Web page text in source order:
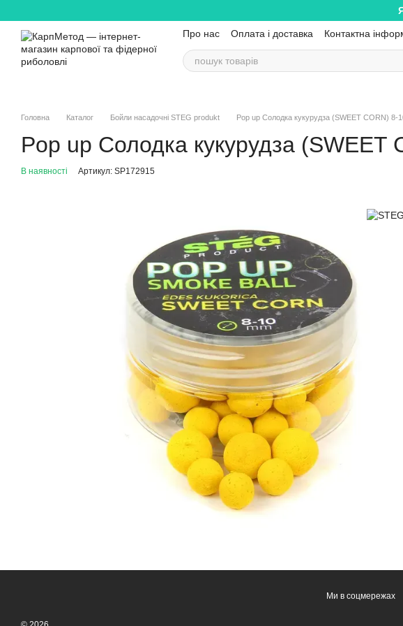
Про нас Оплата і доставка Контактна
Головна Каталог Бойли насадочні STEG produkt Pop up Солодка кукурудза (SWEET CORN) 8-
Pop up Солодка кукурудза
В наявності Артикул: SP172915
Ми в соцмережах